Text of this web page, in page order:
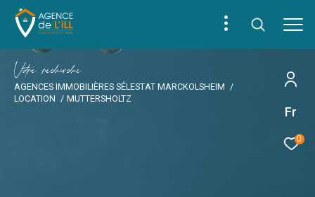
Fr
0
Vore recece
AGENCES IMMOBILIÈRES SÉLESTAT MARCKOLSHEIM
LOCATION
MUTTERSHOLTZ